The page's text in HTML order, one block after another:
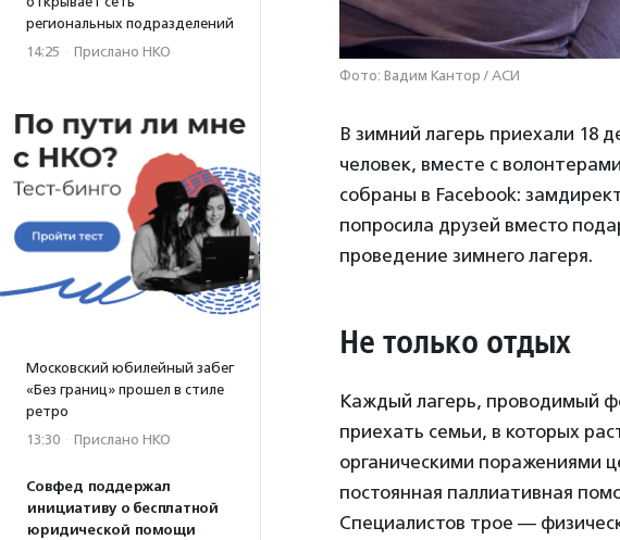
региональных подразделений
14:25 · Прислано НКО
Московский юбилейный забег
«Без границ» прошел в стиле
ретро
13:30 · Прислано НКО
Совфед поддержал
инициативу о бесплатной
юридической помощи
Фото: Вадим Кантор / АСИ
В зимний лагерь приехали 18
человек, вместе с
собраны в Facebook:
попросила друзей вместо
проведение зимнего лагеря.
Не только отдых
Каждый лагерь, проводимый
приехать семьи, в которых
органическими поражениями
постоянная паллиативная
Специалистов трое —